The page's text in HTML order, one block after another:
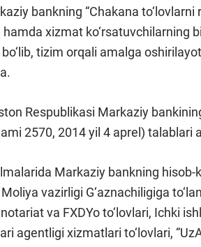
bankning “Chakana
xizmat ko‘rsatuvchilarning
tizim orqali amalga
Respublikasi Markaziy
2570, 2014 yil 4 aprel)
Markaziy bankning
vazirligi G‘aznachiligiga
va FXDYo to‘lovlari, Ichki
agentligi xizmatlari to‘lovlari,